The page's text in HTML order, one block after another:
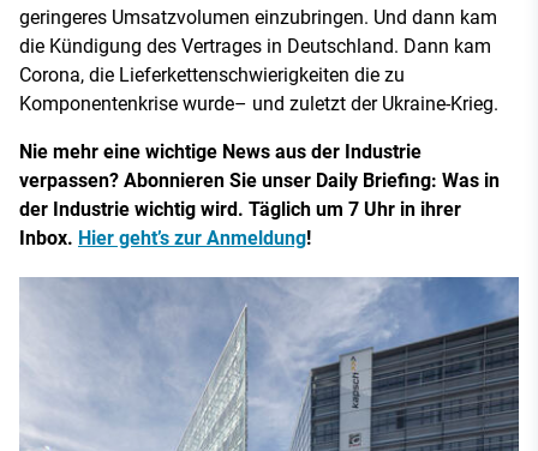
geringeres Umsatzvolumen einzubringen. Und dann kam
die Kündigung des Vertrages in Deutschland. Dann kam
Corona, die Lieferkettenschwierigkeiten die zu
Komponentenkrise wurde– und zuletzt der Ukraine-Krieg.
Nie mehr eine wichtige News aus der Industrie
verpassen? Abonnieren Sie unser Daily Briefing: Was in
der Industrie wichtig wird. Täglich um 7 Uhr in ihrer
Inbox. Hier geht’s zur Anmeldung!